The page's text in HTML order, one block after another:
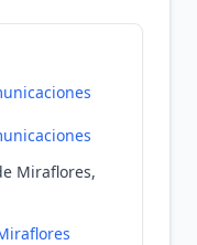
Miraflores,